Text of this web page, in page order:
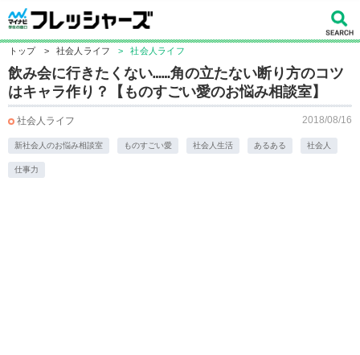
トップ > 社会人ライフ > 社会人ライフ
飲み会に行きたくない……角の立たない断り方のコツ
はキャラ作り？【ものすごい愛のお悩み相談室】
社会人ライフ 2018/08/16
新社会人のお悩み相談室 ものすごい愛 社会人生活 あるある 社会人
仕事力